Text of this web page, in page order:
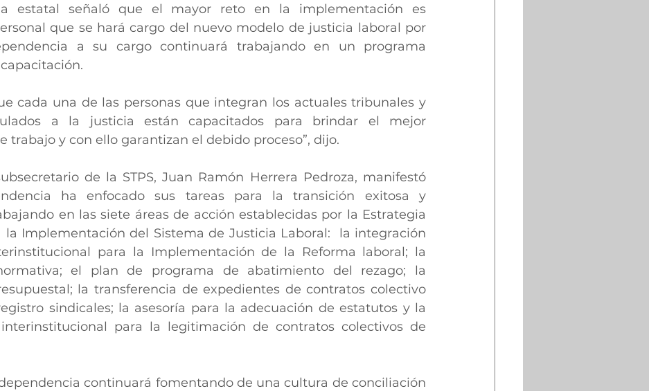
estatal señaló que el mayor reto en la implementación es
que se hará cargo del nuevo modelo de justicia laboral por
a su cargo continuará trabajando en un programa
cada una de las personas que integran los actuales tribunales y
a la justicia están capacitados para brindar el mejor
trabajo y con ello garantizan el debido proceso”, dijo.
de la STPS, Juan Ramón Herrera Pedroza, manifestó
ha enfocado sus tareas para la transición exitosa y
en las siete áreas de acción establecidas por la Estrategia
la Implementación del Sistema de Justicia Laboral:  la integración
para la Implementación de la Reforma laboral; la
el plan de programa de abatimiento del rezago; la
la transferencia de expedientes de contratos colectivo
sindicales; la asesoría para la adecuación de estatutos y la
para la legitimación de contratos colectivos de
continuará fomentando de una cultura de conciliación